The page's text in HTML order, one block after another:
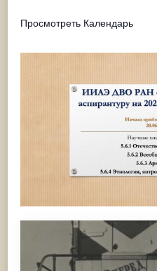
Просмотреть Календарь